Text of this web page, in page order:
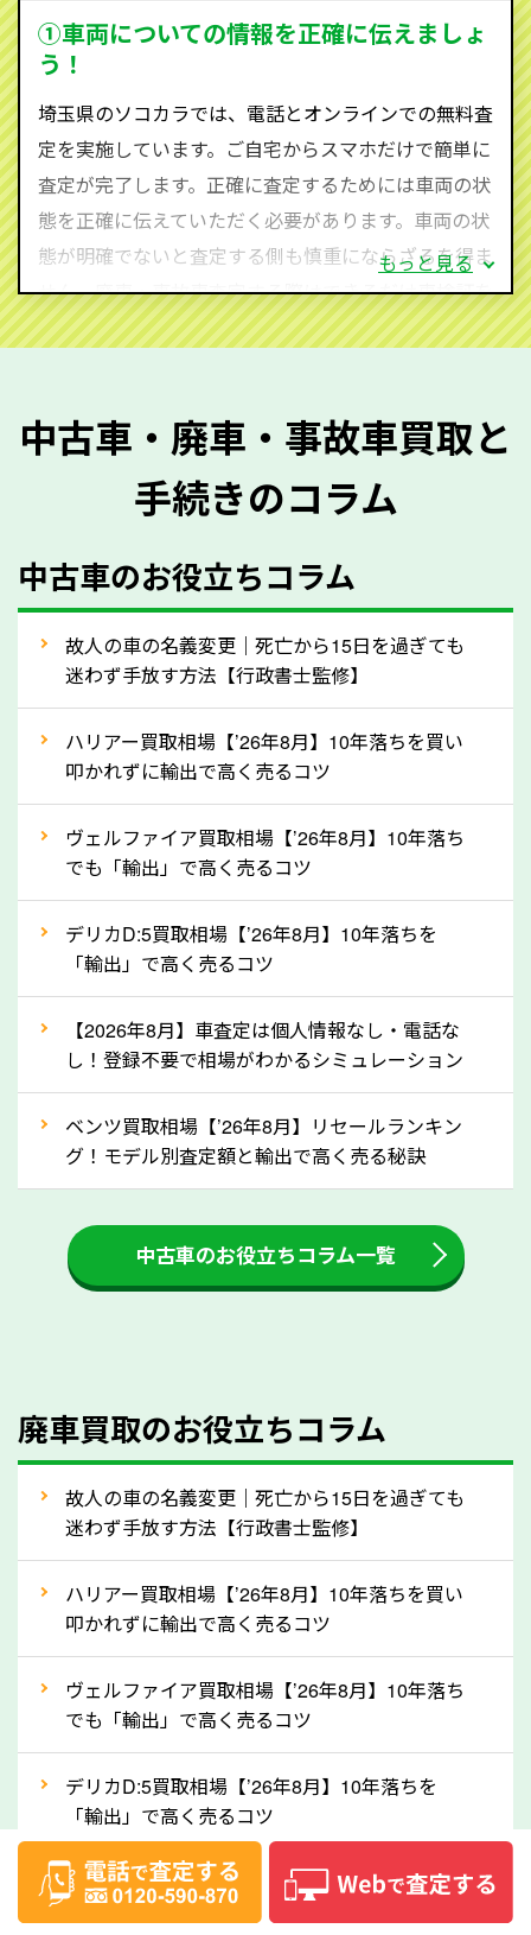
を実現し、お客様に利益を還元することができるので
す。
590-870）までお問い合わせ下さい。
査定・ご相談・見積もりはすべて無料で行います。安
心してお問い合わせください。
①車両についての情報を正確に伝えましょ
う！
埼玉県のソコカラでは、電話とオンラインでの無料査
定を実施しています。ご自宅からスマホだけで簡単に
査定が完了します。正確に査定するためには車両の状
態を正確に伝えていただく必要があります。車両の状
態が明確でないと査定する側も慎重にならざるを得ま
せん。廃車・事故車査定する際はできるだけ車検証を
ご準備ください。車検証があることで車両状態や年式
質問させていただく内容は以下の通りとなります。
メーカー／車種
型式／グレード
走行距離（例：約〇万キロ）
車検の満了日
内装や外装の状態
定を行い高価買取価格をつけやすくなります。
ってきます！
自動車税の還付金は、先に年払いしていた自動車税が
月割りで返還されるものです。ですから、自動車税の
還付金は早めに売却するほど多く還付されます。不要
な車は早めに廃車手続きをしたほうが良いでしょう。
③自動車税の還付金の扱いについて確認し
ましょう！
車を廃車にすると、自動車税の還付金を受け取ること
ができる場合があります。廃車買取業者の中には、還
付金をお客様に返還しない業者もあります。廃車査定
をする際には、自動車税の還付金の返還があるかどう
かを確認するようにしてください。埼玉県のソコカラ
人気の車種は廃車の状態でも、高価買取が可能です。
産車は高く買取が可能です。「廃車＝買取できない」
なら廃車の車も適正価格で買取できます。他社で買取
拒否となった車も価格がつく可能性があるので、諦め
ずに埼玉県の「ソコカラ」にご相談ください。古い車
でも高価買取が可能なケースは珍しくないため、まず
はWebで簡単にできる無料査定をお試しください。
実績」で確認できます。
⑤車内の簡単な清掃で買取価格アップも！
しばらく乗っていない車は、車内のシートや座席の下
が汚れていることも多いです。シミや汚れが付着して
もっと見る
中古車・廃車・事故車買取と
手続きのコラム
中古車のお役立ちコラム
故人の車の名義変更｜死亡から15日を過ぎても
迷わず手放す方法【行政書士監修】
ハリアー買取相場【’26年8月】10年落ちを買い
叩かれずに輸出で高く売るコツ
ヴェルファイア買取相場【’26年8月】10年落ち
でも「輸出」で高く売るコツ
デリカD:5買取相場【’26年8月】10年落ちを
「輸出」で高く売るコツ
【2026年8月】車査定は個人情報なし・電話な
し！登録不要で相場がわかるシミュレーション
ベンツ買取相場【’26年8月】リセールランキン
グ！モデル別査定額と輸出で高く売る秘訣
中古車のお役立ちコラム一覧
廃車買取のお役立ちコラム
故人の車の名義変更｜死亡から15日を過ぎても
迷わず手放す方法【行政書士監修】
ハリアー買取相場【’26年8月】10年落ちを買い
叩かれずに輸出で高く売るコツ
ヴェルファイア買取相場【’26年8月】10年落ち
でも「輸出」で高く売るコツ
デリカD:5買取相場【’26年8月】10年落ちを
「輸出」で高く売るコツ
【2026年8月】車査定は個人情報なし・電話な
し！登録不要で相場がわかるシミュレーション